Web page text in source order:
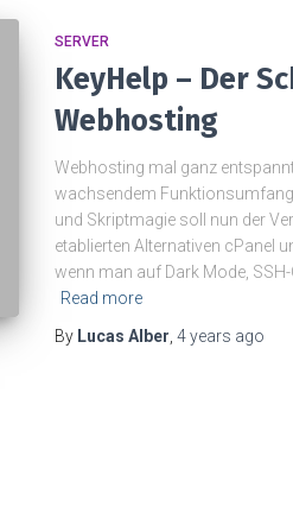
SERVER
KeyHelp – Der
Webhosting
Webhosting mal ganz
wachsendem
und Skriptmagie soll nun der
etablierten Alternativen cPanel
wenn man auf Dark Mode,
Read more
By Lucas Alber 4 years ago